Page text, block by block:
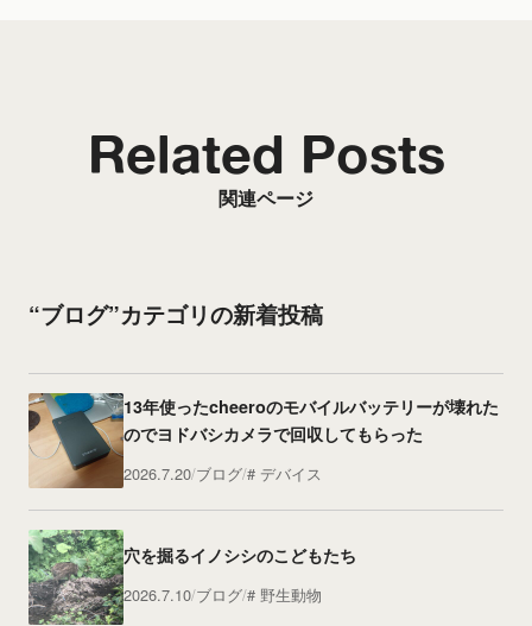
関連ページ
Related Posts
“ブログ”カテゴリの新着投稿
13年使ったcheeroのモバイルバッテリーが壊れた
のでヨドバシカメラで回収してもらった
2026.7.20 ブログ デバイス
穴を掘るイノシシのこどもたち
2026.7.10 ブログ 野生動物